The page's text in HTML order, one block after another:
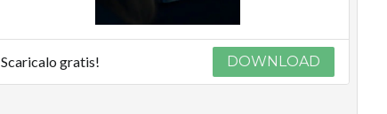
Scaricalo gratis! DOWNLOAD